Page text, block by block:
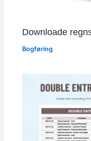
Downloade
Bogføring